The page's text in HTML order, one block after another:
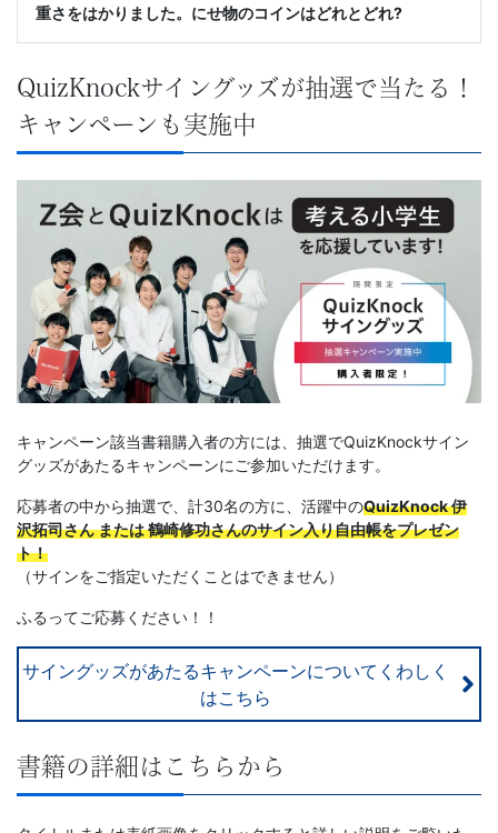
重さをはかりました。にせ物のコインはどれとどれ?
QuizKnockサイングッズが抽選で当たる！
キャンペーンも実施中
キャンペーン該当書籍購入者の方には、抽選でQuizKnockサイン
グッズがあたるキャンペーンにご参加いただけます。
応募者の中から抽選で、計30名の方に、活躍中のQuizKnock伊
沢拓司さん または 鶴崎修功さんのサイン入り自由帳をプレゼン
ト！
（サインをご指定いただくことはできません）
ふるってご応募ください！！
サイングッズがあたるキャンペーンについてくわしく
はこちら
書籍の詳細はこちらから